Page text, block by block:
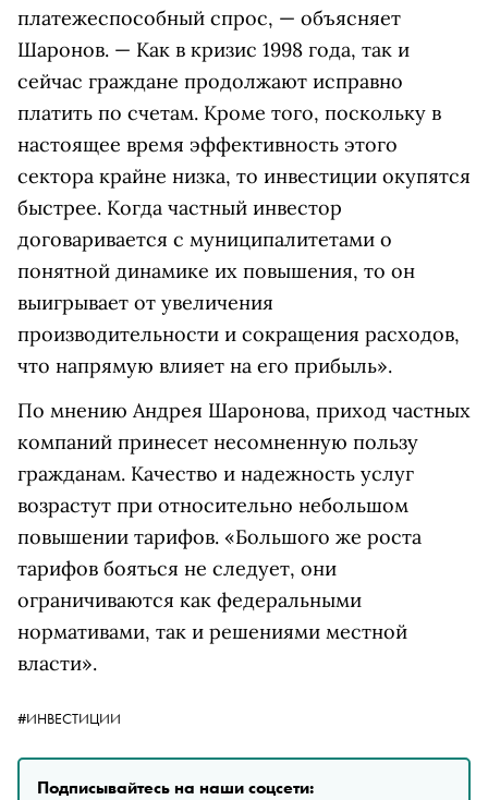
платежеспособный спрос, — объясняет
Шаронов. — Как в кризис 1998 года, так и
сейчас граждане продолжают исправно
платить по счетам. Кроме того, поскольку в
настоящее время эффективность этого
сектора крайне низка, то инвестиции окупятся
быстрее. Когда частный инвестор
договаривается с муниципалитетами о
понятной динамике их повышения, то он
выигрывает от увеличения
производительности и сокращения расходов,
что напрямую влияет на его прибыль».
По мнению Андрея Шаронова, приход частных
компаний принесет несомненную пользу
гражданам. Качество и надежность услуг
возрастут при относительно небольшом
повышении тарифов. «Большого же роста
тарифов бояться не следует, они
ограничиваются как федеральными
нормативами, так и решениями местной
власти».
#ИНВЕСТИЦИИ
Подписывайтесь на наши соцсети: